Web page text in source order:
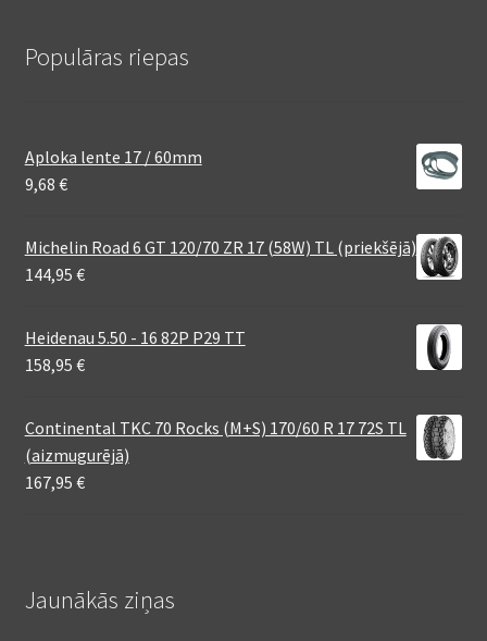
Populāras riepas
Aploka lente 17 / 60mm
9,68 €
Michelin Road 6 GT 120/70 ZR 17 (58W) TL (priekšējā)
144,95 €
Heidenau 5.50 - 16 82P P29 TT
158,95 €
Continental TKC 70 Rocks (M+S) 170/60 R 17 72S TL
(aizmugurējā)
167,95 €
Jaunākās ziņas